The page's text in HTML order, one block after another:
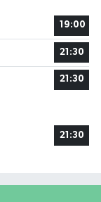
19:00
21:30
21:30
21:30